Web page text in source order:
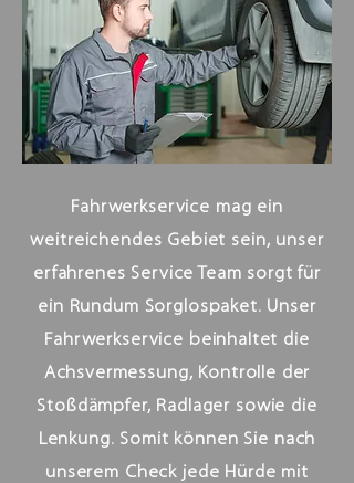
Fahrwerkservice mag ein
weitreichendes Gebiet sein, unser
erfahrenes Service Team sorgt für
ein Rundum Sorglospaket. Unser
Fahrwerkservice beinhaltet die
Achsvermessung, Kontrolle der
Stoßdämpfer, Radlager sowie die
Lenkung. Somit können Sie nach
unserem Check jede Hürde mit